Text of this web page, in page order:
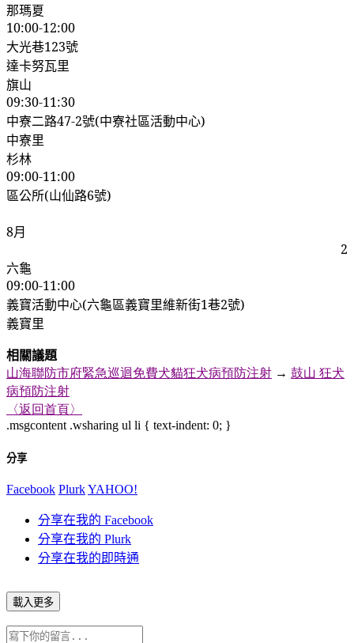
那瑪夏
10:00-12:00
大光巷123號
達卡努瓦里
旗山
09:30-11:30
中寮二路47-2號(中寮社區活動中心)
中寮里
杉林
09:00-11:00
區公所(山仙路6號)
8月
2
六龜
09:00-11:00
義寶活動中心(六龜區義寶里維新街1巷2號)
義寶里
相關議題
山海聯防市府緊急巡迴免費犬貓狂犬病預防注射 → 鼓山 狂犬
病預防注射
〈返回首頁〉
.msgcontent .wsharing ul li { text-indent: 0; }
分享
Facebook PlurkYAHOO!
分享在我的 Facebook
分享在我的 Plurk
分享在我的即時通
載入更多